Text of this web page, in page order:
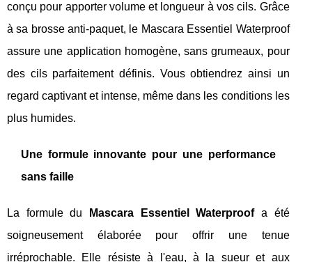
conçu pour apporter volume et longueur à vos cils. Grâce
à sa brosse anti-paquet, le Mascara Essentiel Waterproof
assure une application homogène, sans grumeaux, pour
des cils parfaitement définis. Vous obtiendrez ainsi un
regard captivant et intense, même dans les conditions les
plus humides.
Une formule innovante pour une performance
sans faille
La formule du Mascara Essentiel Waterproofa été
soigneusement élaborée pour offrir une tenue
irréprochable. Elle résiste à l'eau, à la sueur et aux